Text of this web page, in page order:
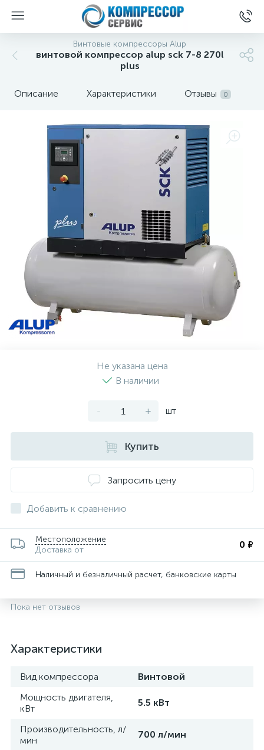
Винтовые компрессоры Alup
винтовой компрессор alup sck 7-8 270l
plus
Описание Характеристики Отзывы 0
Не указана цена
В наличии
- + шт
Купить
Запросить цену
Добавить к сравнению
Местоположение
Доставка от
0 ₽
Наличный и безналичный расчет, банковские карты
Пока нет отзывов
Характеристики
Вид компрессора
Винтовой
Мощность двигателя,
кВт
5.5 кВт
Производительность, л/
мин
700 л/мин